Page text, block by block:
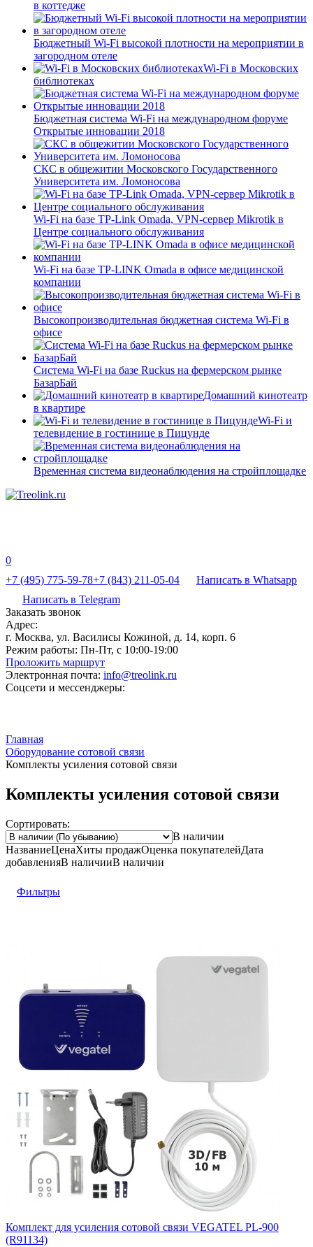
в коттедже
Бюджетный Wi-Fi высокой плотности на мероприятии в
загородном отеле
Wi-Fi в Московских
библиотеках
Бюджетная система Wi-Fi на международном форуме
Открытые инновации 2018
СКС в общежитии Московского Государственного
Университета им. Ломоносова
Wi-Fi на базе TP-Link Omada, VPN-сервер Mikrotik в
Центре социального обслуживания
Wi-Fi на базе TP-LINK Omada в офисе медицинской
компании
Высокопроизводительная бюджетная система Wi-Fi в
офисе
Система Wi-Fi на базе Ruckus на фермерском рынке
БазарБай
Домашний кинотеатр
в квартире
Wi-Fi и
телевидение в гостинице в Пицунде
Временная система видеонаблюдения на стройплощадке
0
+7 (495) 775-59-78+7 (843) 211-05-04
Написать в Whatsapp
Написать в Telegram
Заказать звонок
Адрес:
г. Москва, ул. Василисы Кожиной, д. 14, корп. 6
Режим работы: Пн-Пт, с 10:00-19:00
Проложить маршрут
Электронная почта: info@treolink.ru
Соцсети и мессенджеры:
Главная
Оборудование сотовой связи
Комплекты усиления сотовой связи
Комплекты усиления сотовой связи
Сортировать:
В наличии
НазваниеЦенаХиты продажОценка покупателейДата
добавленияВ наличииВ наличии
Фильтры
Комплект для усиления сотовой связи VEGATEL PL-900
(R91134)